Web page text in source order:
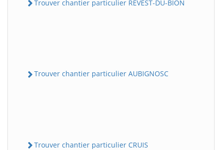
Trouver chantier particulier REVEST-DU-BION
Trouver chantier particulier AUBIGNOSC
Trouver chantier particulier CRUIS